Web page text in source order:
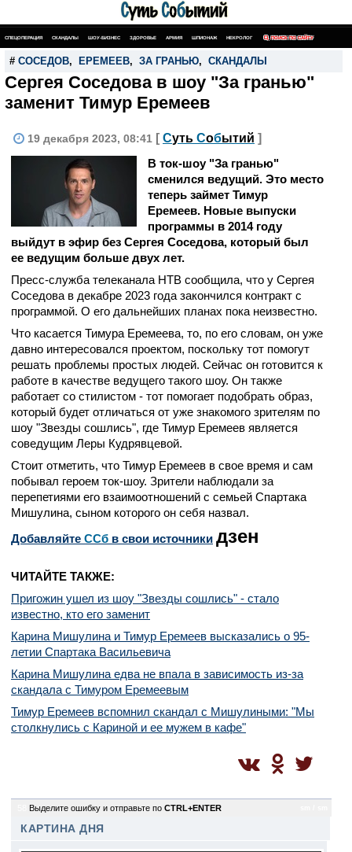
СПЕЦОПЕРАЦИЯ СКАНДАЛЫ ШОУ-БИЗНЕС ЗДОРОВЬЕ АРМИЯ ШПИОНАЖ НЕКРОЛОГ ПОИСК ПО САЙТУ
# СОСЕДОВ, ЕРЕМЕЕВ, ЗА ГРАНЬЮ, СКАНДАЛЫ
Сергея Соседова в шоу "За гранью"
заменит Тимур Еремеев
19 декабря 2023, 08:41 [ Суть Событий ]
В ток-шоу "За гранью"
сменился ведущий. Это место
теперь займет Тимур
Еремеев. Новые выпуски
программы в 2014 году
выйдут в эфир без Сергея Соседова, который был
ее ведущим больше двух лет.
Пресс-служба телеканала НТВ сообщила, что у Сергея
Соседова в декабре 2023 года закончился контракт с
программой. О его дальнейших планах пока неизвестно.
Что касается Тимура Еремеева, то, по его словам, он уже
давно интересовался проектом, поскольку тот помогут
решать проблемы простых людей. Сейчас он готовится к
работе в качестве ведущего такого шоу. Он также
работает со стилистом - тот помогает подобрать образ,
который будет отличаться от уже знакомого зрителям по
шоу "Звезды сошлись", где Тимур Еремеев является
соведущим Леры Кудрявцевой.
Стоит отметить, что Тимур Еремеев в свое время и сам
побывал героем ток-шоу. Зрители наблюдали за
перепетиями его взаимоотношений с семьей Спартака
Мишулина, сыном которого он себя назвал.
Добавляйте CСб в свои источники дзен
ЧИТАЙТЕ ТАКЖЕ:
Пригожин ушел из шоу "Звезды сошлись" - стало
известно, кто его заменит
Карина Мишулина и Тимур Еремеев высказались о 95-
летии Спартака Васильевича
Карина Мишулина едва не впала в зависимость из-за
скандала с Тимуром Еремеевым
Тимур Еремеев вспомнил скандал с Мишулиными: "Мы
столкнулись с Кариной и ее мужем в кафе"
Выделите ошибку и отправьте по CTRL+ENTER
КАРТИНА ДНЯ